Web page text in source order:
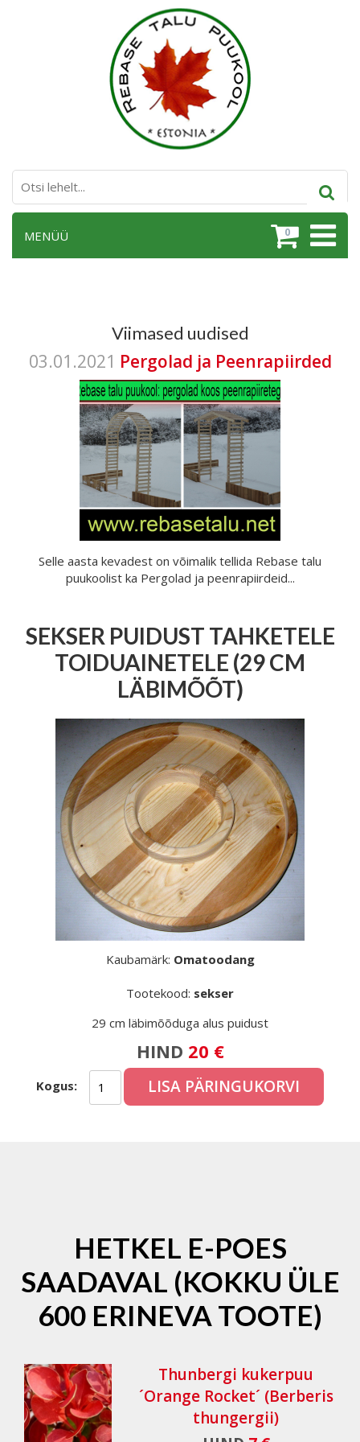
0
MENÜÜ
Viimased uudised
03.01.2021 Pergolad ja Peenrapiirded
Selle aasta kevadest on võimalik tellida Rebase talu
puukoolist ka Pergolad ja peenrapiirdeid...
SEKSER PUIDUST TAHKETELE
TOIDUAINETELE (29 CM
LÄBIMÕÕT)
Kaubamärk: Omatoodang
Tootekood: sekser
29 cm läbimõõduga alus puidust
HIND 20 €
Kogus: LISA PÄRINGUKORVI
HETKEL E-POES
SAADAVAL (KOKKU ÜLE
600 ERINEVA TOOTE)
Thunbergi kukerpuu
´Orange Rocket´ (Berberis
thungergii)